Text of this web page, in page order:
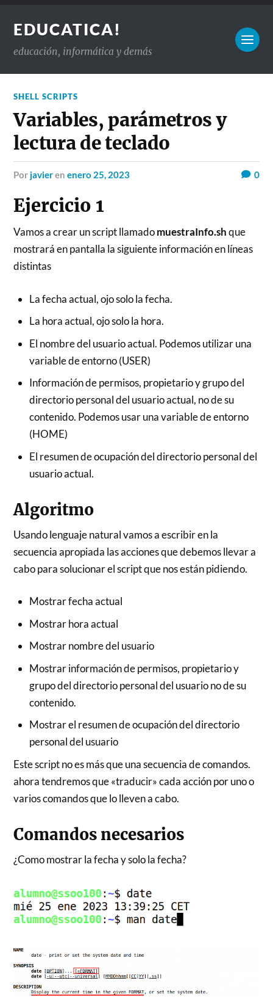
EDUCATICA!
educación, informática y demás
SHELL SCRIPTS
Variables, parámetros y
lectura de teclado
por javierenenero 25, 2023 0
Ejercicio 1
Vamos a crear un script llamadomuestraInfo.shque
mostrará en pantalla la siguiente información en líneas
distintas
La fecha actual, ojo solo la fecha.
La hora actual, ojo solo la hora.
El nombre del usuario actual. Podemos utilizar una
variable de entorno (USER)
Información de permisos, propietario y grupo del
directorio personal del usuario actual, no de su
contenido. Podemos usar una variable de entorno
(HOME)
El resumen de ocupación del directorio personal del
usuario actual.
Algoritmo
Usando lenguaje natural vamos a escribir en la
secuencia apropiada las acciones que debemos llevar a
cabo para solucionar el script que nos están pidiendo.
Mostrar fecha actual
Mostrar hora actual
Mostrar nombre del usuario
Mostrar información de permisos, propietario y
grupo del directorio personal del usuario no de su
contenido.
Mostrar el resumen de ocupación del directorio
personal del usuario
Este script no es más que una secuencia de comandos.
ahora tendremos que «traducir» cada acción por uno o
varios comandos que lo lleven a cabo.
Comandos necesarios
¿Como mostrar la fecha y solo la fecha?